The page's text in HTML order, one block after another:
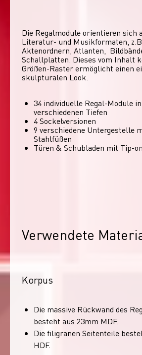
Die Regalmodule orientieren sich
Literatur- und Musikformaten,
Aktenordnern, Atlanten,
Schallplatten. Dieses vom Inhalt
Größen-Raster ermöglicht einen
skulpturalen Look.
34 individuelle Regal-Module​
verschiedenen Tiefen
4 Sockelversionen​
9 verschiedene Untergestelle
Stahlfüßen
Türen & Schubladen mit Tip-
Verwendete
Korpus
Die massive Rückwand des
besteht aus 23mm MDF.
Die filigranen Seitenteile
HDF.